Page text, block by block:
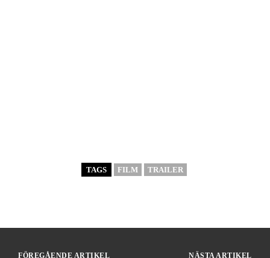
TAGS FILM TRAILER
FÖREGÅENDE ARTIKEL NÄSTA ARTIKEL